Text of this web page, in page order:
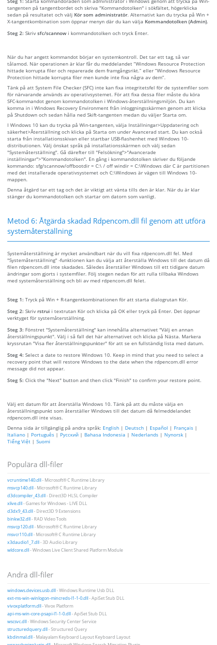
tangenten på tangentbordet och skriva "Kommandotolken" i sökfältet, högerklicka
sedan på resultatet och välj Kör som administratör. Alternativt kan du trycka på Win +
X-tangentkombination som öppnar menyn där du kan välja Kommandotolken (Admin).
Steg 2: Skriv sfc/scannow i kommandotolken och tryck Enter.
När du har angett kommandot börjar en systemkontroll. Det tar ett tag, så var
tålamod. När operationen är klar får du meddelandet “Windows Resource Protection
hittade korrupta filer och reparerade dem framgångsrikt.” eller “Windows Resource
Protection hittade korrupta filer men kunde inte fixa några av dem”.
Tänk på att System File Checker (SFC) inte kan fixa integritetsfel för de systemfiler som
för närvarande används av operativsystemet. För att fixa dessa filer måste du köra
SFC-kommandot genom kommandotolken i Windows-återställningsmiljön. Du kan
komma in i Windows Recovery Environment från inloggningsskärmen genom att klicka
på Shutdown och sedan hålla ned Skift-tangenten medan du väljer Starta om.
I Windows 10 kan du trycka på Win-tangenten, välja Inställningar>Uppdatering och
säkerhet>Återställning och klicka på Starta om under Avancerad start. Du kan också
starta från installationsskivan eller startbar USB-flashenhet med Windows 10-
distributionen. Välj önskat språk på installationsskärmen och välj sedan
"Systemåterställning". Gå därefter till "Felsökning">"Avancerade
inställningar">"Kommandotolken". En gång i kommandotolken skriver du följande
kommando: sfg/scannow/offbootdir = C:\ / off windir = C:\Windows där C är partitionen
med det installerade operativsystemet och C:\Windows är vägen till Windows 10-
mappen.
Denna åtgärd tar ett tag och det är viktigt att vänta tills den är klar. När du är klar
stänger du kommandotolken och startar om datorn som vanligt.
Metod 6: Åtgärda skadad Rdpencom.dll fil genom att utföra
systemåterställning
Systemåterställning är mycket användbart när du vill fixa rdpencom.dll fel. Med
"Systemåterställning" -funktionen kan du välja att återställa Windows till det datum då
filen rdpencom.dll inte skadades. Således återställer Windows till ett tidigare datum
ändringar som gjorts i systemfiler. Följ stegen nedan för att rulla tillbaka Windows
med systemåterställning och bli av med rdpencom.dll felet.
Steg 1: Tryck på Win + R-tangentkombinationen för att starta dialogrutan Kör.
Steg 2: Skriv rstrui i textrutan Kör och klicka på OK eller tryck på Enter. Det öppnar
verktyget för systemåterställning.
Steg 3: Fönstret "Systemåterställning" kan innehålla alternativet "Välj en annan
återställningspunkt". Välj i så fall det här alternativet och klicka på Nästa. Markera
kryssrutan "Visa fler återställningspunkter" för att se en fullständig lista med datum.
Steg 4: Select a date to restore Windows 10. Keep in mind that you need to select a
recovery point that will restore Windows to the date when the rdpencom.dll error
message did not appear.
Steg 5: Click the "Next" button and then click "Finish" to confirm your restore point.
Välj ett datum för att återställa Windows 10. Tänk på att du måste välja en
återställningspunkt som återställer Windows till det datum då felmeddelandet
rdpencom.dll inte visas.
Denna sida är tillgänglig på andra språk: English | Deutsch | Español | Français |
Italiano | Português | Русский | Bahasa Indonesia | Nederlands | Nynorsk |
Tiếng Việt | Suomi
Populära dll-filer
vcruntime140.dll- Microsoft® C Runtime Library
msvcp140.dll- Microsoft® C Runtime Library
d3dcompiler_43.dll- Direct3D HLSL Compiler
xlive.dll- Games for Windows - LIVE DLL
d3dx9_43.dll- Direct3D 9 Extensions
binkw32.dll- RAD Video Tools
msvcp120.dll- Microsoft® C Runtime Library
msvcr110.dll- Microsoft® C Runtime Library
x3daudio1_7.dll- 3D Audio Library
wldcore.dll- Windows Live Client Shared Platform Module
Andra dll-filer
windows.devices.usb.dll- Windows Runtime Usb DLL
ext-ms-win-winlogon-mincreds-l1-1-0.dll- ApiSet Stub DLL
vivoxplatform.dll- Vivox Platform
api-ms-win-core-psapi-l1-1-0.dll- ApiSet Stub DLL
wscsvc.dll- Windows Security Center Service
structuredquery.dll- Structured Query
kbdinmal.dll- Malayalam Keyboard Layout Keyboard Layout